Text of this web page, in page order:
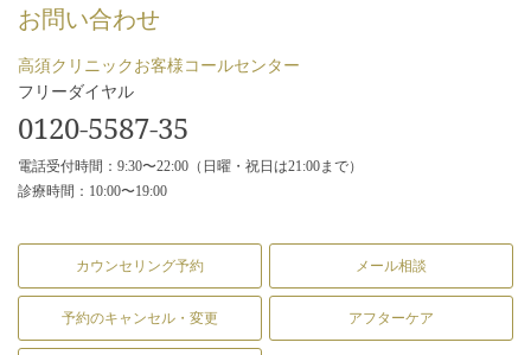
お問い合わせ
高須クリニックお客様コールセンター
フリーダイヤル
0120-5587-35
電話受付時間：9:30〜22:00（日曜・祝日は21:00まで）
診療時間：10:00〜19:00
カウンセリング予約 メール相談
予約のキャンセル・変更 アフターケア